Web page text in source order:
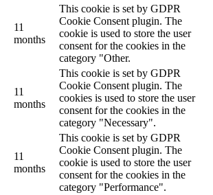
11
months
This cookie is set by GDPR
Cookie Consent plugin. The
cookie is used to store the user
consent for the cookies in the
category "Other.
11
months
This cookie is set by GDPR
Cookie Consent plugin. The
cookies is used to store the user
consent for the cookies in the
category "Necessary".
11
months
This cookie is set by GDPR
Cookie Consent plugin. The
cookie is used to store the user
consent for the cookies in the
category "Performance".